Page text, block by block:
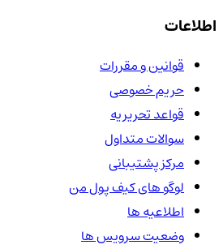
اطلاعات
قوانین و مقررات
حریم خصوصی
قواعد تحریریه
سوالات متداول
مرکز پشتیبانی
لوگو های کیف پول من
اطلاعیه ها
وضعیت سرویس ها